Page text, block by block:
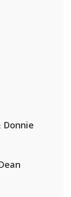
Donnie